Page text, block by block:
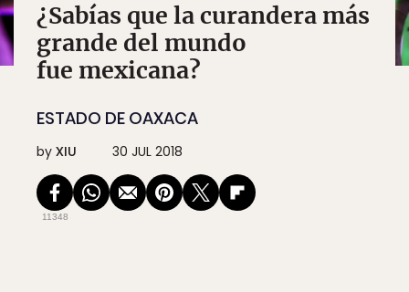
¿Sabías que la curandera más
grande del mundo
fue mexicana?
ESTADO DE OAXACA
by XIU 30 JUL 2018
11348